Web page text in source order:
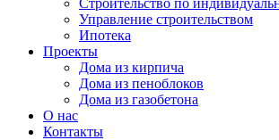
Строительство по
Управление строительством
Ипотека
Проекты
Дома из кирпича
Дома из пеноблоков
Дома из газобетона
О нас
Контакты